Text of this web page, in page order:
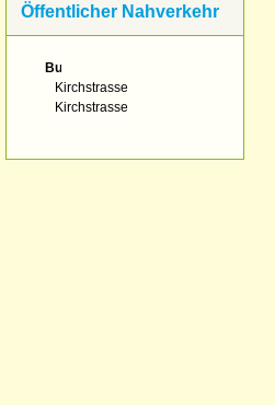
Öffentlicher Nahverkehr
Bus:
Kirchstrasse
Kirchstrasse